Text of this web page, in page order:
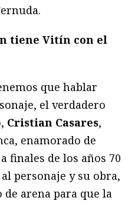
tiene Vitín con el
que hablar
el verdadero
Cristian Casares,
enamorado de
finales de los años 70
personaje y su obra,
arena para que la